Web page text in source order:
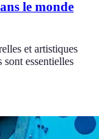
le monde
et artistiques
essentielles